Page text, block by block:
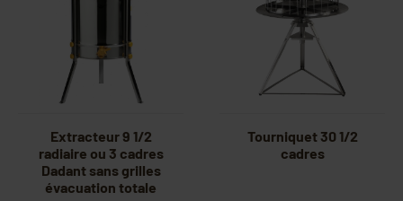
Extracteur 9 1/2
radiaire ou 3 cadres
Dadant sans grilles
évacuation totale
Tourniquet 30 1/2
cadres